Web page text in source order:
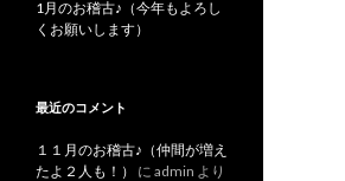
1月のお稽古♪（今年もよろし
くお願いします）
最近のコメント
１１月のお稽古♪（仲間が増え
たよ２人も！）
に admin より